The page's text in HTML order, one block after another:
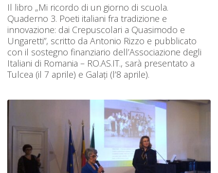
Il libro „Mi ricordo di un giorno di scuola.
Quaderno 3. Poeti italiani fra tradizione e
innovazione: dai Crepuscolari a Quasimodo e
Ungaretti”, scritto da Antonio Rizzo e pubblicato
con il sostegno finanziario dell’Associazione degli
Italiani di Romania – RO.AS.IT., sarà presentato a
Tulcea (il 7 aprile) e Galați (l’8 aprile).